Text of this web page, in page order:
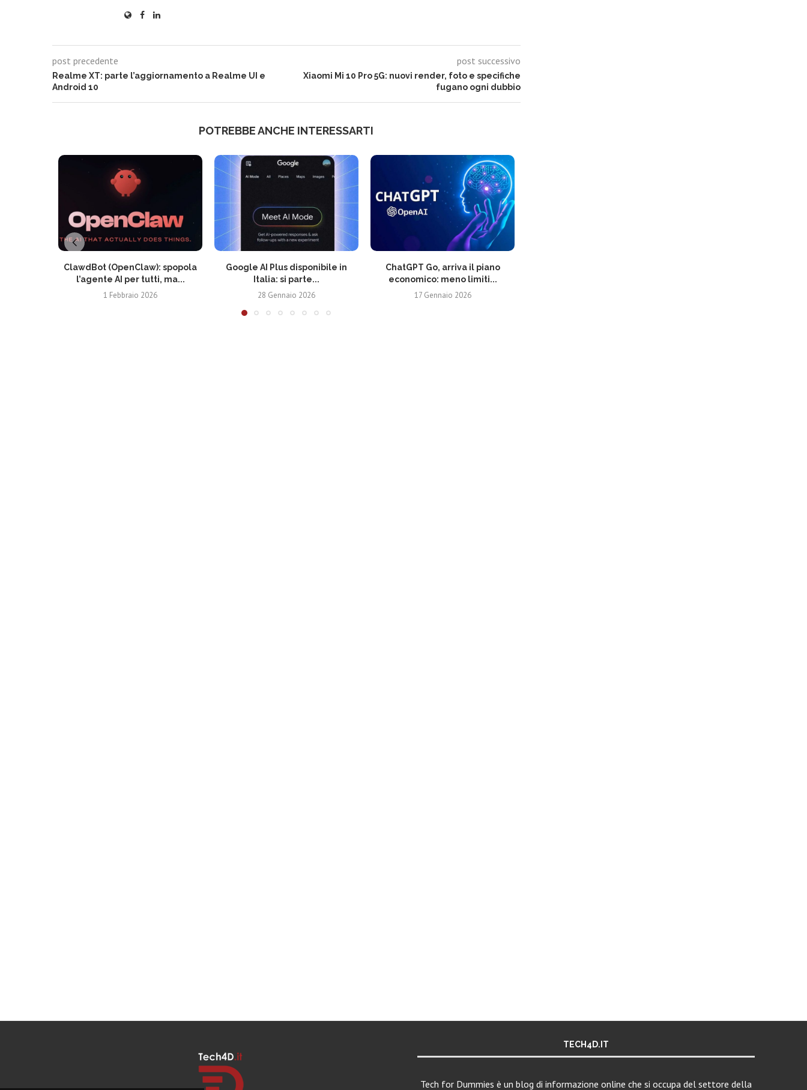
post precedente
Realme XT: parte l’aggiornamento a Realme UI e
Android 10
post successivo
Xiaomi Mi 10 Pro 5G: nuovi render, foto e specifiche
fugano ogni dubbio
POTREBBE ANCHE INTERESSARTI
ClawdBot (OpenClaw): spopola
l’agente AI per tutti, ma...
1 Febbraio 2026
Google AI Plus disponibile in
Italia: si parte...
28 Gennaio 2026
ChatGPT Go, arriva il piano
economico: meno limiti...
17 Gennaio 2026
TECH4D.IT
Tech for Dummies è un blog di informazione online che si occupa del settore della